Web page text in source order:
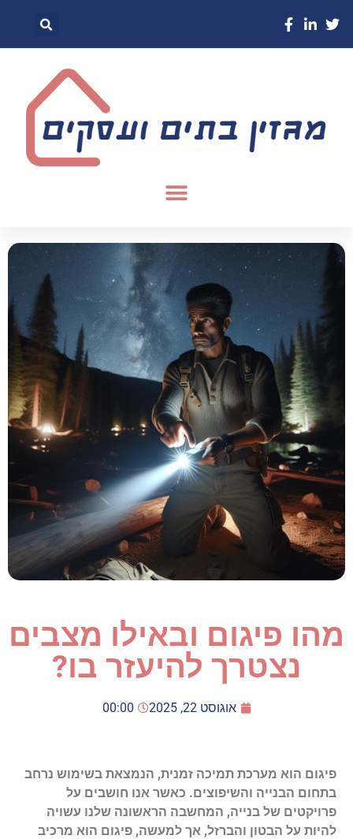
מהו פיגום ובאילו מצבים
נצטרך להיעזר בו?
אוגוסט 22, 2025 00:00
פיגום הוא מערכת תמיכה זמנית, הנמצאת בשימוש נרחב
בתחום הבנייה והשיפוצים. כאשר אנו חושבים על
פרויקטים של בנייה, המחשבה הראשונה שלנו עשויה
להיות על הבטון והברזל, אך למעשה, פיגום הוא מרכיב